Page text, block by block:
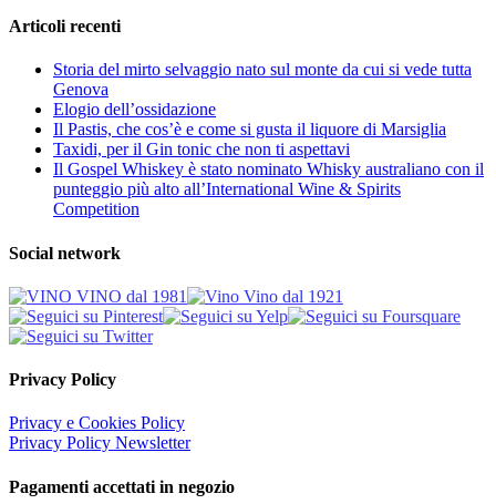
Articoli recenti
Storia del mirto selvaggio nato sul monte da cui si vede tutta
Genova
Elogio dell’ossidazione
Il Pastis, che cos’è e come si gusta il liquore di Marsiglia
Taxidi, per il Gin tonic che non ti aspettavi
Il Gospel Whiskey è stato nominato Whisky australiano con il
punteggio più alto all’International Wine & Spirits
Competition
Social network
Privacy Policy
Privacy e Cookies Policy
Privacy Policy Newsletter
Pagamenti accettati in negozio